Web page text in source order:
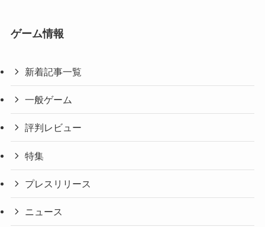
ゲーム情報
新着記事一覧
一般ゲーム
評判レビュー
特集
プレスリリース
ニュース